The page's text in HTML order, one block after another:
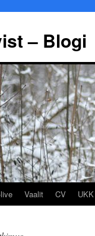
– Blogi
Vaalit CV UKK